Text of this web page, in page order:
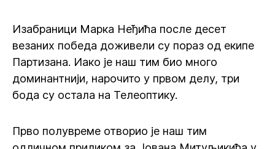
Изабраници Марка Неђића после десет
везаних победа доживели су пораз од екипе
Партизана. Иако је наш тим био много
доминантнији, нарочито у првом делу, три
бода су остала на Телеоптику.
Прво полувреме отворио је наш тим